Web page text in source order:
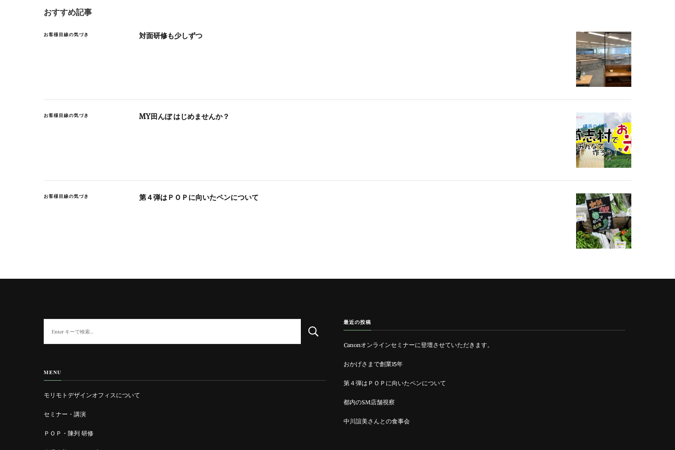
おすすめ記事
お客様目線の気づき 対面研修も少しずつ
お客様目線の気づき MY田んぼ はじめませんか？
お客様目線の気づき 第４弾はＰＯＰに向いたペンについて
か
し
か
MENU
モリモトデザインオフィスについて
セミナー・講演
ＰＯＰ・陳列 研修
最近の投稿
Canonオンラインセミナーに登壇させていただきます。
おかげさまで創業15年
第４弾はＰＯＰに向いたペンについて
都内のSM店舗視察
中川誼美さんとの食事会